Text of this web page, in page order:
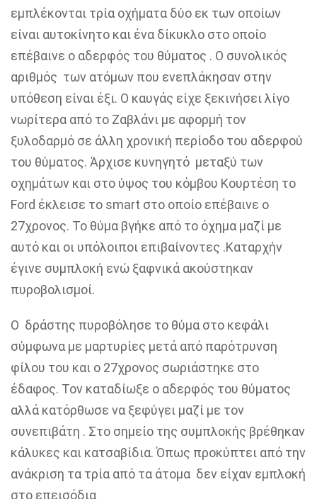
εμπλέκονται τρία οχήματα δύο εκ των οποίων
είναι αυτοκίνητο και ένα δίκυκλο στο οποίο
επέβαινε ο αδερφός του θύματος . Ο συνολικός
αριθμός των ατόμων που ενεπλάκησαν στην
υπόθεση είναι έξι. Ο καυγάς είχε ξεκινήσει λίγο
νωρίτερα από το Ζαβλάνι με αφορμή τον
ξυλοδαρμό σε άλλη χρονική περίοδο του αδερφού
του θύματος. Άρχισε κυνηγητό μεταξύ των
οχημάτων και στο ύψος του κόμβου Κουρτέση το
Ford έκλεισε το smart στο οποίο επέβαινε ο
27χρονος. Το θύμα βγήκε από το όχημα μαζί με
αυτό και οι υπόλοιποι επιβαίνοντες .Καταρχήν
έγινε συμπλοκή ενώ ξαφνικά ακούστηκαν
πυροβολισμοί.
Ο δράστης πυροβόλησε το θύμα στο κεφάλι
σύμφωνα με μαρτυρίες μετά από παρότρυνση
φίλου του και ο 27χρονος σωριάστηκε στο
έδαφος. Τον καταδίωξε ο αδερφός του θύματος
αλλά κατόρθωσε να ξεφύγει μαζί με τον
συνεπιβάτη . Στο σημείο της συμπλοκής βρέθηκαν
κάλυκες και κατσαβίδια. Όπως προκύπτει από την
ανάκριση τα τρία από τα άτομα δεν είχαν εμπλοκή
στο επεισόδια